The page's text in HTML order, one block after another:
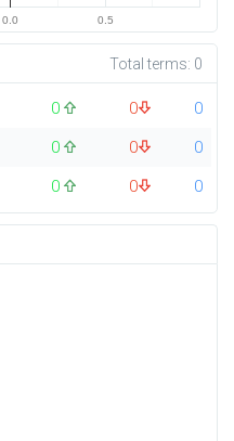
0.0 0.5
Total terms: 0
0 0
0
0 0
0
0 0 0